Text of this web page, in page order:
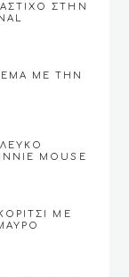
ΣΤΗΝ
ΜΕ ΤΗΝ
MOUSE
ΜΕ